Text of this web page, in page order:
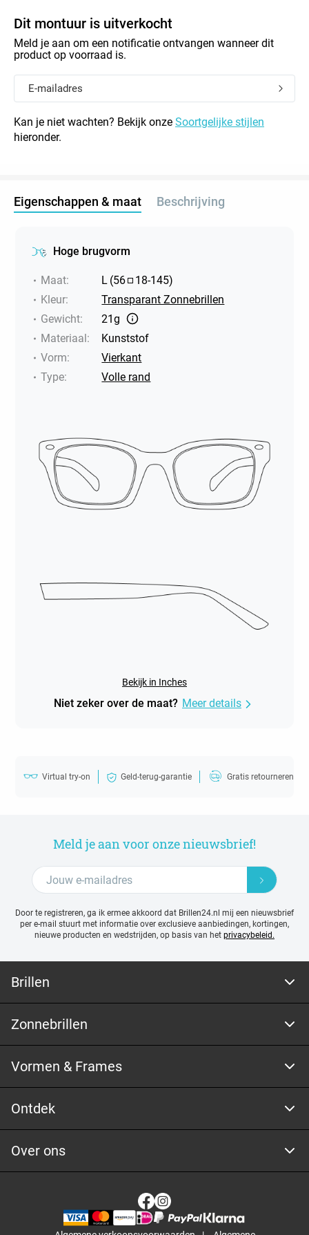
Dit montuur is uitverkocht
Meld je aan om een notificatie ontvangen wanneer dit
product op voorraad is.
Kan je niet wachten? Bekijk onze Soortgelijke stijlen
hieronder.
Eigenschappen & maat Beschrijving
Hoge brugvorm
Maat: L (56 18-145)
Kleur:
Transparant Zonnebrillen
Gewicht:
21g
Materiaal:
Kunststof
Vorm:
Vierkant
Type: Volle rand
Bekijk in Inches
Niet zeker over de maat? Meer details
Virtual try-on Geld-terug-garantie Gratis retourneren
Meld je aan voor onze nieuwsbrief!
Door te registreren, ga ik ermee akkoord dat Brillen24.nl mij een nieuwsbrief
per e-mail stuurt met informatie over exclusieve aanbiedingen, kortingen,
nieuwe producten en wedstrijden, op basis van het privacybeleid.
Brillen
Zonnebrillen
Vormen & Frames
Ontdek
Over ons